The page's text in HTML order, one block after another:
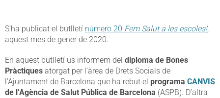
S’ha publicat el butlletí número 20 Fem Salut a les escoles!,
aquest mes de gener de 2020.
En aquest butlletí us informem del diploma de Bones
Pràctiques atorgat per l’àrea de Drets Socials de
l’Ajuntament de Barcelona que ha rebut el programa CANVIS
de l’Agència de Salut Pública de Barcelona (ASPB). D’altra